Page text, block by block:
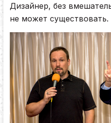
Дизайнер, без
не может существовать.